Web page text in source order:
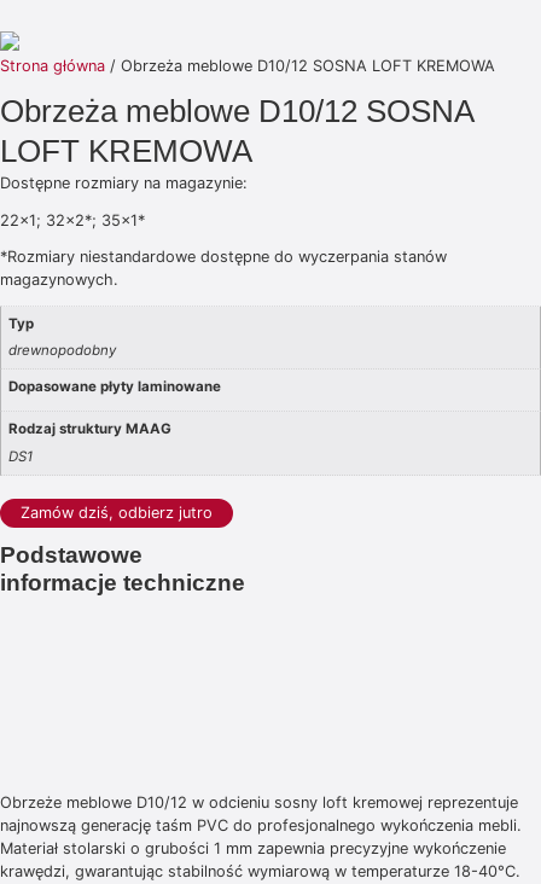
Strona główna / Obrzeża meblowe D10/12 SOSNA LOFT KREMOWA
Obrzeża meblowe D10/12 SOSNA
LOFT KREMOWA
Dostępne rozmiary na magazynie:
22×1; 32×2*; 35×1*
*Rozmiary niestandardowe dostępne do wyczerpania stanów
magazynowych.
Typ
drewnopodobny
Dopasowane płyty laminowane
Rodzaj struktury MAAG
DS1
Zamów dziś, odbierz jutro
Podstawowe
informacje techniczne
Obrzeże meblowe D10/12 w odcieniu sosny loft kremowej reprezentuje
najnowszą generację taśm PVC do profesjonalnego wykończenia mebli.
Materiał stolarski o grubości 1 mm zapewnia precyzyjne wykończenie
krawędzi, gwarantując stabilność wymiarową w temperaturze 18-40°C.